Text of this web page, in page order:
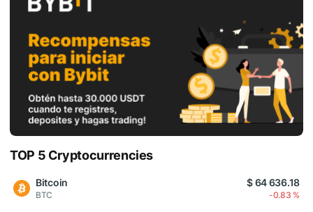
TOP 5 Cryptocurrencies
Bitcoin
BTC
$ 64 636.18
-0.83 %